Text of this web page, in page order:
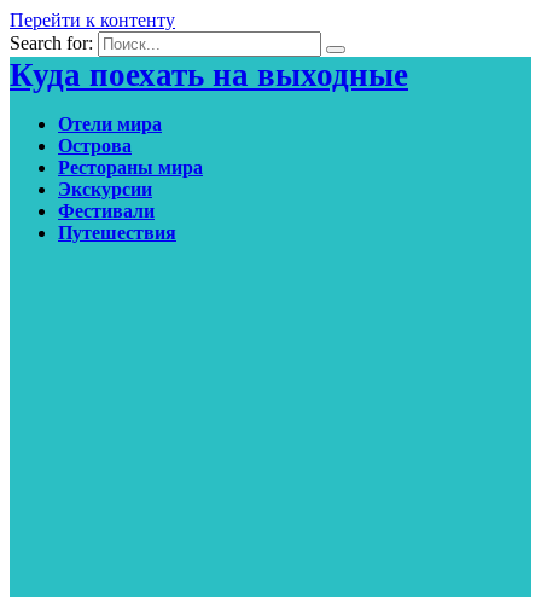
Перейти к контенту
Search for:
Куда поехать на выходные
Отели мира
Острова
Рестораны мира
Экскурсии
Фестивали
Путешествия